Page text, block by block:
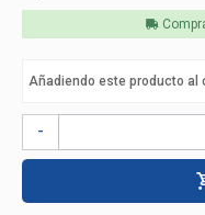
Añadiendo este producto al
-